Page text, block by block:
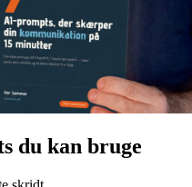
du kan bruge